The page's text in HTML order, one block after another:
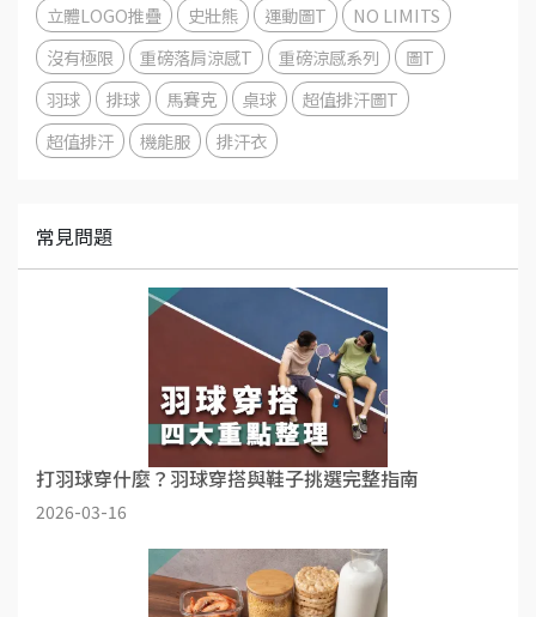
立體LOGO推疊
史壯熊 運動圖T
NO LIMITS
沒有極限
重磅落肩涼感T 重磅涼感系列
圖T
羽球
排球 馬賽克 桌球
超值排汗圖T
超值排汗
機能服 排汗衣
常見問題
打羽球穿什麼？羽球穿搭與鞋子挑選完整指南
2026-03-16